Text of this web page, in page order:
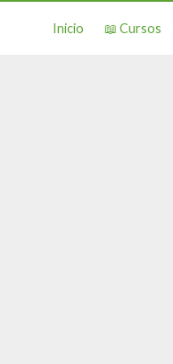
Inicio 📖 Cursos